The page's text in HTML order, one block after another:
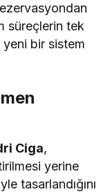
süreçlerin tek
bir sistem
Ciga,
yerine
tasarlandığını